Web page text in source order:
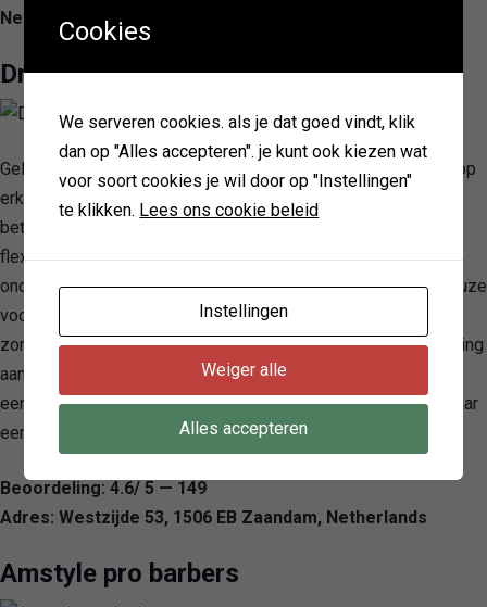
Netherlands
Dreamlook Barbershop
Gelegen in het hart van Zaandam, wordt Dreamlook Barbershop
erkend voor zijn professionele en vriendelijke service tegen
betaalbare prijzen. Door de focus op klanttevredenheid en
flexibiliteit in planning, inclusief ruime openingstijden,
onderscheidt de barbershop zich als een vooraanstaande keuze
voor zowel volwassenen als kinderen. De vaardigheid om
zonder taalbarrières te communiceren, benadrukt hun toewijding
aan uitmuntende service. Daarmee is Dreamlook Barbershop
een aanbevolen bestemming voor iedereen die op zoek is naar
een kwalitatieve knipbeurt in een gastvrije omgeving.
Beoordeling: 4.6/ 5 — 149
Adres: Westzijde 53, 1506 EB Zaandam, Netherlands
Amstyle pro barbers
Cookies
We serveren cookies. als je dat goed vindt, klik
dan op "Alles accepteren". je kunt ook kiezen wat
voor soort cookies je wil door op "Instellingen"
te klikken. Lees ons cookie beleid
Instellingen
Weiger alle
Alles accepteren